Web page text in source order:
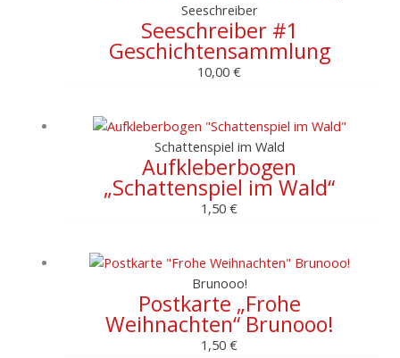
Seeschreiber
Seeschreiber #1
Geschichtensammlung
10,00€
Schattenspiel im Wald
Aufkleberbogen
„Schattenspiel im Wald“
1,50€
Brunooo!
Postkarte „Frohe
Weihnachten“ Brunooo!
1,50€